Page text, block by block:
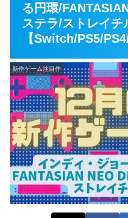
る円環/
ステラ/ストレイチ
【Switch/PS5/PS4/
新作ゲーム注目作